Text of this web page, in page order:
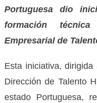
Portuguesa dio
formación
Empresarial de
Esta iniciativa,
Dirección de Talento
estado Portuguesa,